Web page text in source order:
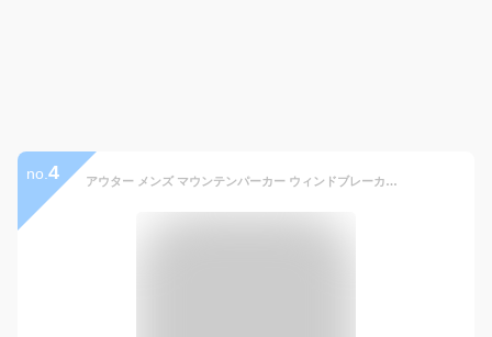
no. 4 アウター メンズ マウンテンパーカー ウィンドブレーカー ジャケット ジャンパー 雨具 カジュアル 撥水 防寒 ライトアウター マンパ 春 春服 秋 秋服 XS S M L XL